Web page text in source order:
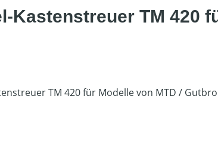
Kastenstreuer TM 420